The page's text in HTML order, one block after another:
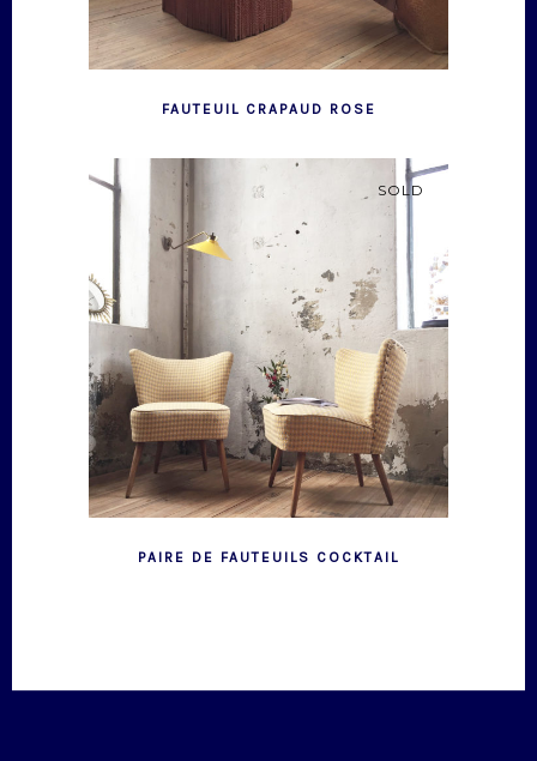
FAUTEUIL CRAPAUD ROSE
SOLD
PAIRE DE FAUTEUILS COCKTAIL